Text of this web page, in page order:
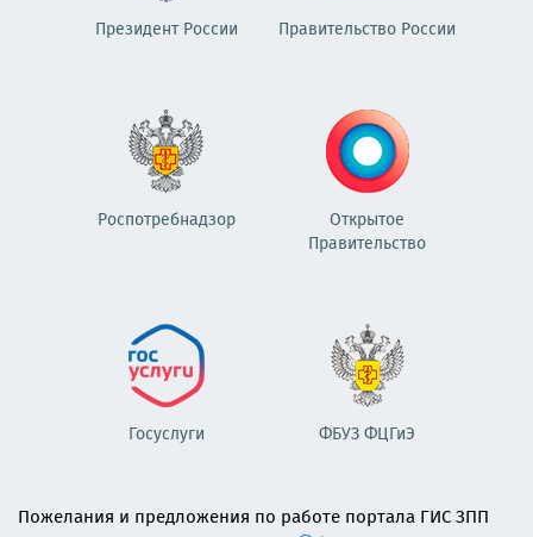
Президент России Правительство России
Роспотребнадзор
Открытое
Правительство
Госуслуги ФБУЗ ФЦГиЭ
Пожелания и предложения по работе портала ГИС ЗПП